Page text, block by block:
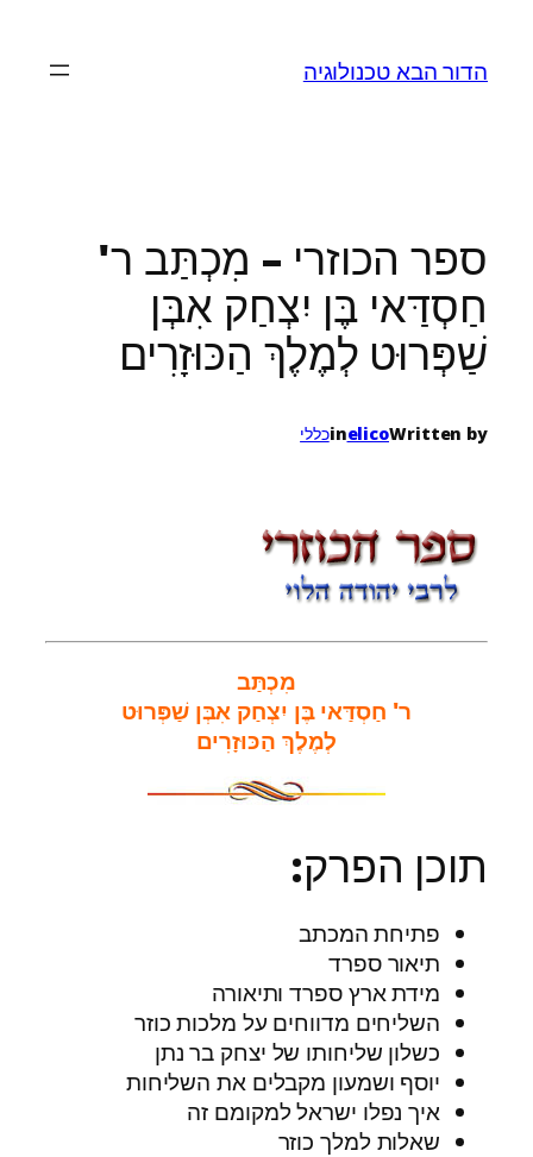
הדור הבא טכנולוגיה
ספר הכוזרי – מִכְתַּב ר'
חַסְדַּאי בֶּן יִצְחַק אִבְּן
שַׁפְּרוּט לְמֶלֶךְ הַכּוּזָרִים
Written by
elico
inכללי
מִכְתַּב
ר' חַסְדַּאי בֶּן יִצְחַק אִבְּן שַׁפְּרוּט
לְמֶלֶךְ הַכּוּזָרִים
תוכן הפרק:
פתיחת המכתב
תיאור ספרד
מידת ארץ ספרד ותיאורה
השליחים מדווחים על מלכות כוזר
כשלון שליחותו של יצחק בר נתן
יוסף ושמעון מקבלים את השליחות
איך נפלו ישראל למקומם זה
שאלות למלך כוזר